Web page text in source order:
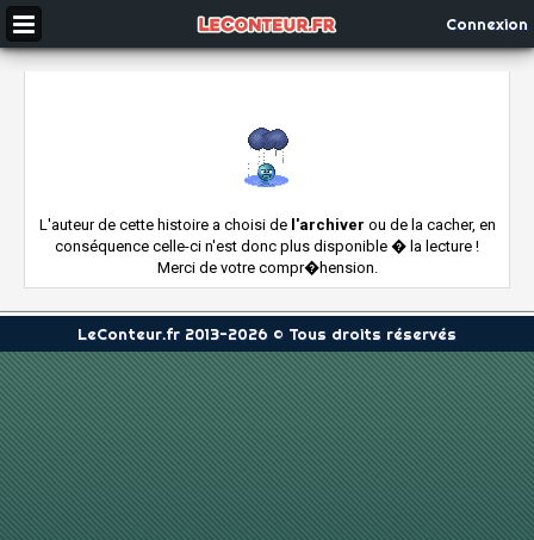
Connexion
L'auteur de cette histoire a choisi de l'archiver ou de la cacher, en
conséquence celle-ci n'est donc plus disponible � la lecture !
Merci de votre compr�hension.
LeConteur.fr 2013-2026 © Tous droits réservés